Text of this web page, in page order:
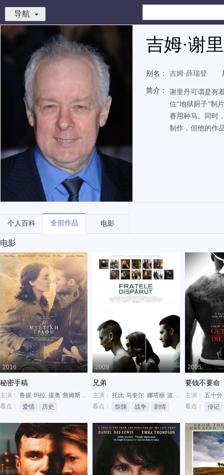
导航
吉姆·谢
别名： 吉姆·薛瑞登
简介：
谢里丹可谓是有
位“地狱厨子”制
赛用种马。同时
制作，但他的作
个人百科 全部作品 电影
电影
2016
秘密手稿
主演： 鲁妮·玛拉 提奥·詹姆斯 艾丹·特纳
看点：
爱情 历史
2009
兄弟
主演： 托比·马奎尔 娜塔丽·波曼
杰克·吉伦哈尔
看点：
惊悚 战争 剧情
2005
要钱不要命
主演： 五十分
看点：
传记